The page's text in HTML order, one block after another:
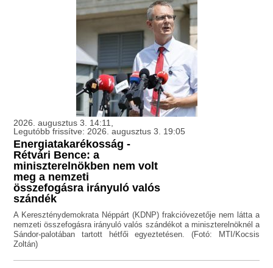
2026. augusztus 3. 14:11,
Legutóbb frissítve: 2026. augusztus 3. 19:05
Energiatakarékosság -
Rétvári Bence: a
miniszterelnökben nem volt
meg a nemzeti
összefogásra irányuló valós
szándék
A Kereszténydemokrata Néppárt (KDNP) frakcióvezetője nem látta a
nemzeti összefogásra irányuló valós szándékot a miniszterelnöknél a
Sándor-palotában tartott hétfői egyeztetésen. (Fotó: MTI/Kocsis
Zoltán)